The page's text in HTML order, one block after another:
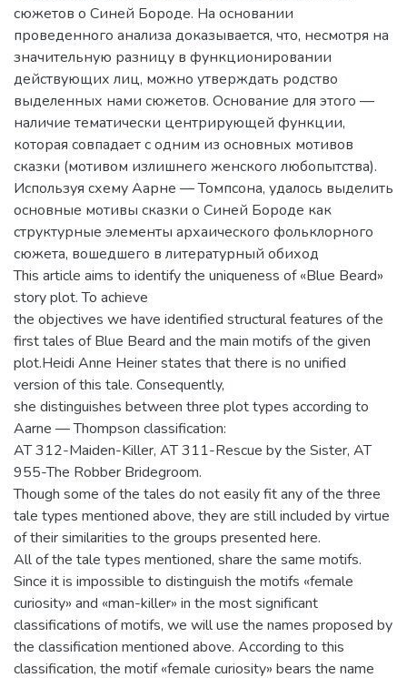
сюжетов о Синей Бороде. На основании
проведенного анализа доказывается, что, несмотря на
значительную разницу в функционировании
действующих лиц, можно утверждать родство
выделенных нами сюжетов. Основание для этого —
наличие тематически центрирующей функции,
которая совпадает с одним из основных мотивов
сказки (мотивом излишнего женского любопытства).
Используя схему Аарне — Томпсона, удалось выделить
основные мотивы сказки о Синей Бороде как
структурные элементы архаического фольклорного
сюжета, вошедшего в литературный обиход
This article aims to identify the uniqueness of «Blue Beard»
story plot. To achieve
the objectives we have identified structural features of the
first tales of Blue Beard and the main motifs of the given
plot.Heidi Anne Heiner states that there is no unified
version of this tale. Consequently,
she distinguishes between three plot types according to
Aarne — Thompson classification:
AT 312-Maiden-Killer, AT 311-Rescue by the Sister, AT
955-The Robber Bridegroom.
Though some of the tales do not easily fit any of the three
tale types mentioned above, they are still included by virtue
of their similarities to the groups presented here.
All of the tale types mentioned, share the same motifs.
Since it is impossible to distinguish the motifs «female
curiosity» and «man-killer» in the most significant
classifications of motifs, we will use the names proposed by
the classification mentioned above. According to this
classification, the motif «female curiosity» bears the name